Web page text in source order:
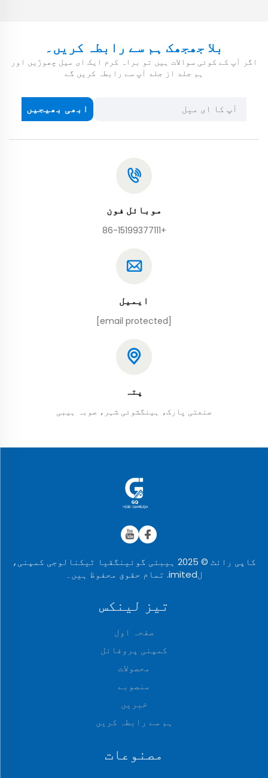
بلا جھجھک ہم سے رابطہ کریں۔
اگر آپ کے کوئی سوالات ہیں تو براہ کرم ایک ای میل چھوڑیں اور
ہم جلد از جلد آپ سے رابطہ کریں گے
ابھی بھیجیں
موبائل فون
+86-15199377111
ایمیل
[email protected]
پتہ
صنعتی پارک، ہینگشوئی شہر، صوبہ ہیبی
کاپی رائٹ © 2025 ہیبئی گوئینگقیا ٹیکنالوجی کمپنی،
لimited. تمام حقوق محفوظ ہیں۔
تیز لینکس
صفحہ اول
کمپنی پروفائل
محصولات
منصوبے
خبریں
ہم سے رابطہ کریں
مصنوعات